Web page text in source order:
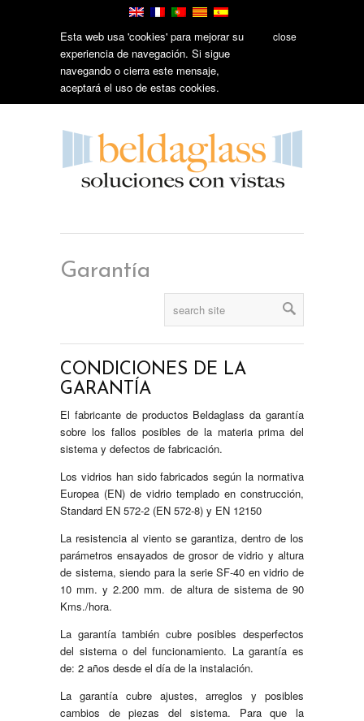
Esta web usa 'cookies' para mejorar su
experiencia de navegación. Si sigue
navegando o cierra este mensaje,
aceptará el uso de estas cookies.
close
Garantía
CONDICIONES DE LA
GARANTÍA
El fabricante de productos Beldaglass da garantía
sobre los fallos posibles de la materia prima del
sistema y defectos de fabricación.
Los vidrios han sido fabricados según la normativa
Europea (EN) de vidrio templado en construcción,
Standard EN 572-2 (EN 572-8) y EN 12150
La resistencia al viento se garantiza, dentro de los
parámetros ensayados de grosor de vidrio y altura
de sistema, siendo para la serie SF-40 en vidrio de
10 mm. y 2.200 mm. de altura de sistema de 90
Kms./hora.
La garantía también cubre posibles desperfectos
del sistema o del funcionamiento. La garantía es
de: 2 años desde el día de la instalación.
La garantía cubre ajustes, arreglos y posibles
cambios de piezas del sistema. Para que la